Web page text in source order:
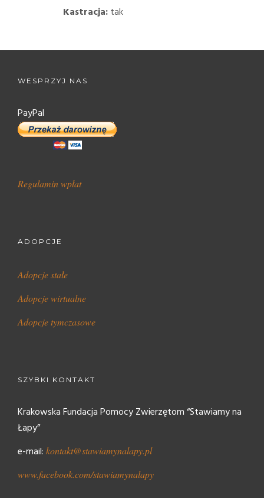
Kastracja:tak
WESPRZYJ NAS
PayPal
Regulamin wpłat
ADOPCJE
Adopcje stałe
Adopcje wirtualne
Adopcje tymczasowe
SZYBKI KONTAKT
Krakowska Fundacja Pomocy Zwierzętom “Stawiamy na
Łapy”
e-mail: kontakt@stawiamynalapy.pl
www.facebook.com/stawiamynalapy